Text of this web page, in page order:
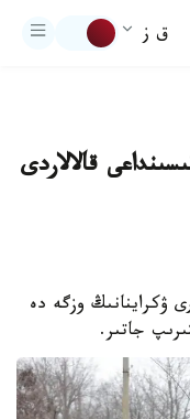
ق ز
قالالاردى
ۋكراينانىڭ وزگە دە
جاتىر.